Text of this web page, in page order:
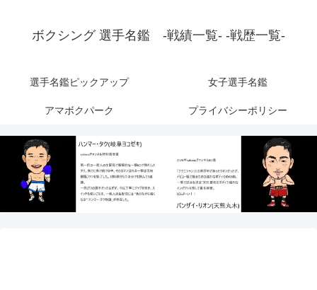
ボクシング 選手名鑑 -戦績一覧- -戦歴一覧-
選手名鑑ピックアップ 女子選手名鑑
アマボクパーク プライバシーポリシー